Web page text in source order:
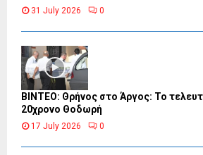
31 July 2026 0
ΒΙΝΤΕΟ: Θρήνος στο Άργος: Το
20χρονο Θοδωρή
17 July 2026 0